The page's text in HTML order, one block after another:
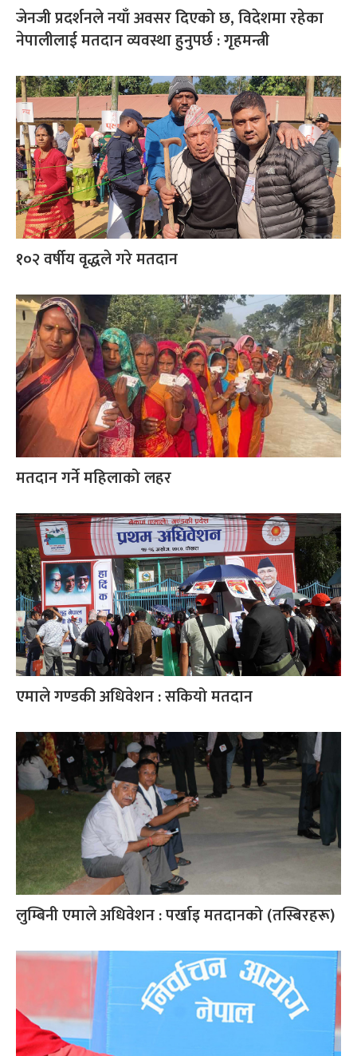
जेनजी प्रदर्शनले नयाँ अवसर दिएको छ, विदेशमा रहेका
नेपालीलाई मतदान व्यवस्था हुनुपर्छ : गृहमन्त्री
१०२ वर्षीय वृद्धले गरे मतदान
मतदान गर्ने महिलाको लहर
एमाले गण्डकी अधिवेशन : सकियो मतदान
लुम्बिनी एमाले अधिवेशन : पर्खाइ मतदानको (तस्बिरहरू)